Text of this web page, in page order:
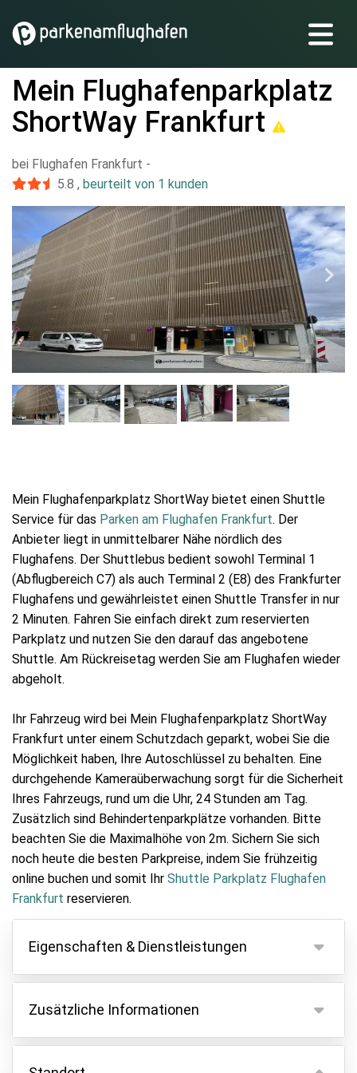
Mein Flughafenparkplatz
ShortWay Frankfurt
bei Flughafen Frankfurt -
5.8 , beurteilt von 1 kunden
Mein Flughafenparkplatz ShortWay bietet einen Shuttle
Service für das Parken am Flughafen Frankfurt. Der
Anbieter liegt in unmittelbarer Nähe nördlich des
Flughafens. Der Shuttlebus bedient sowohl Terminal 1
(Abflugbereich C7) als auch Terminal 2 (E8) des Frankfurter
Flughafens und gewährleistet einen Shuttle Transfer in nur
2 Minuten. Fahren Sie einfach direkt zum reservierten
Parkplatz und nutzen Sie den darauf das angebotene
Shuttle. Am Rückreisetag werden Sie am Flughafen wieder
abgeholt.
Ihr Fahrzeug wird bei Mein Flughafenparkplatz ShortWay
Frankfurt unter einem Schutzdach geparkt, wobei Sie die
Möglichkeit haben, Ihre Autoschlüssel zu behalten. Eine
durchgehende Kameraüberwachung sorgt für die Sicherheit
Ihres Fahrzeugs, rund um die Uhr, 24 Stunden am Tag.
Zusätzlich sind Behindertenparkplätze vorhanden. Bitte
beachten Sie die Maximalhöhe von 2m. Sichern Sie sich
noch heute die besten Parkpreise, indem Sie frühzeitig
online buchen und somit Ihr Shuttle Parkplatz Flughafen
Frankfurt reservieren.
Eigenschaften & Dienstleistungen
Eigenschaften
Parken innen
Fahrzeugschlüssel behalten
Zusätzliche Informationen
Der Shuttle ist für 4 Personen inklusive. Für jede
weitere Person zahlen Sie einen Aufpreis von 20 €